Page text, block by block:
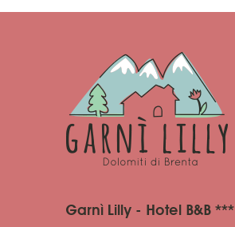
Garnì Lilly - Hotel B&B ***